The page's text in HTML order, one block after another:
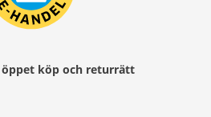
öppet köp och returrätt